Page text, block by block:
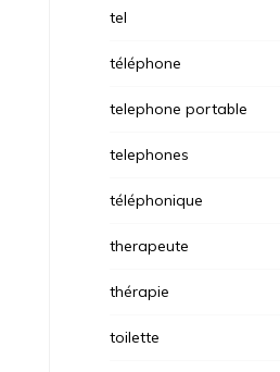
tel
téléphone
telephone portable
telephones
téléphonique
therapeute
thérapie
toilette